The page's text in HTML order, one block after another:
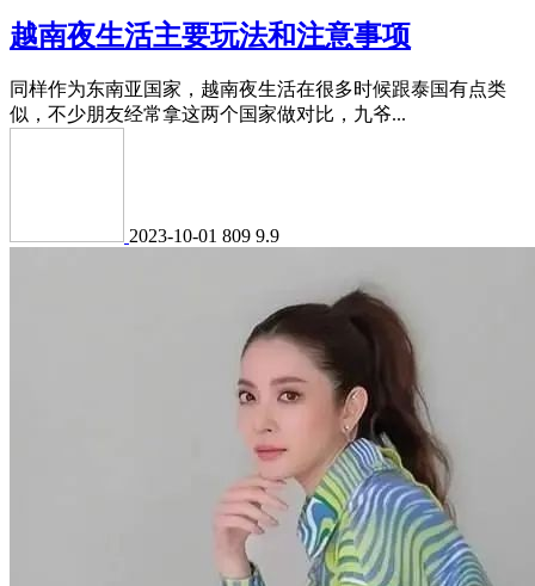
越南夜生活主要玩法和注意事项
同样作为东南亚国家，越南夜生活在很多时候跟泰国有点类
似，不少朋友经常拿这两个国家做对比，九爷...
2023-10-01 809 9.9